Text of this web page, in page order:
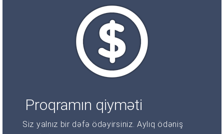
Proqramın qiyməti
Siz yalnız bir dəfə ödəyirsiniz. Aylıq ödəniş